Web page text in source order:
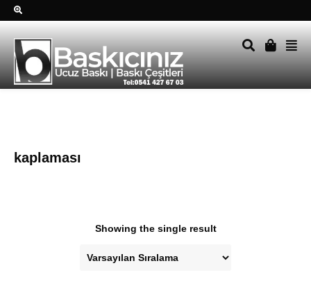
kaplaması
Showing the single result